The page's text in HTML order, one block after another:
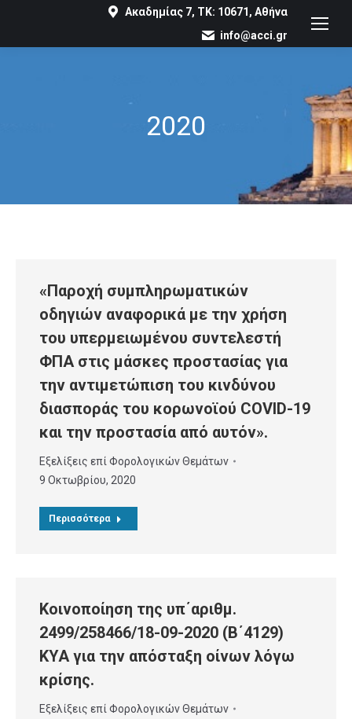
Ακαδημίας 7, ΤΚ: 10671, Αθήνα
info@acci.gr
2020
You are here:
«Παροχή συμπληρωματικών
οδηγιών αναφορικά με την χρήση
του υπερμειωμένου συντελεστή
ΦΠΑ στις μάσκες προστασίας για
την αντιμετώπιση του κινδύνου
διασποράς του κορωνοϊού COVID-19
και την προστασία από αυτόν».
Εξελίξεις επί Φορολογικών Θεμάτων
9 Οκτωβρίου, 2020
Περισσότερα
Κοινοποίηση της υπ΄αριθμ.
2499/258466/18-09-2020 (Β΄4129)
ΚΥΑ για την απόσταξη οίνων λόγω
κρίσης.
Εξελίξεις επί Φορολογικών Θεμάτων